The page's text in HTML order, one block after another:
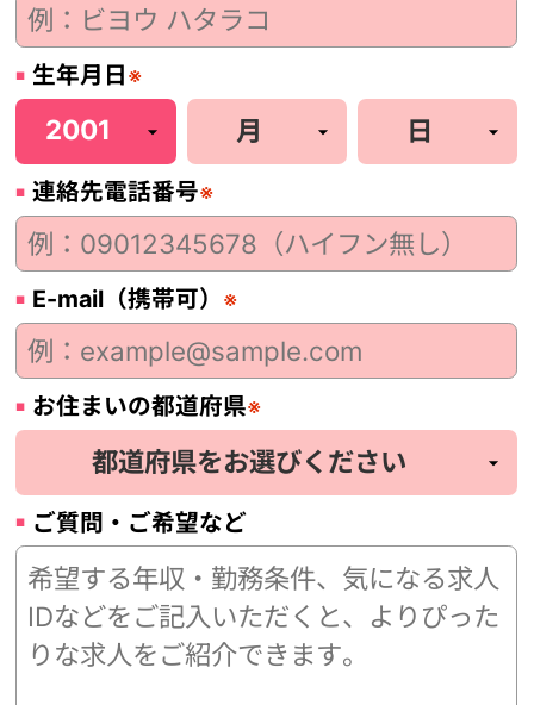
生年月日※
連絡先電話番号※
E-mail（携帯可） ※
お住まいの都道府県※
ご質問・ご希望など